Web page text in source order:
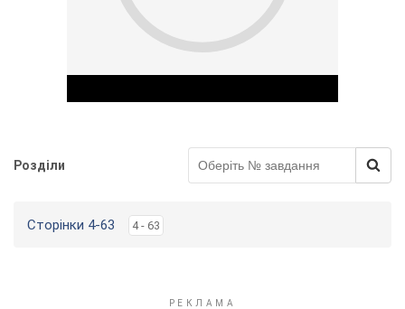
Розділи
Сторінки 4-63 4 - 63